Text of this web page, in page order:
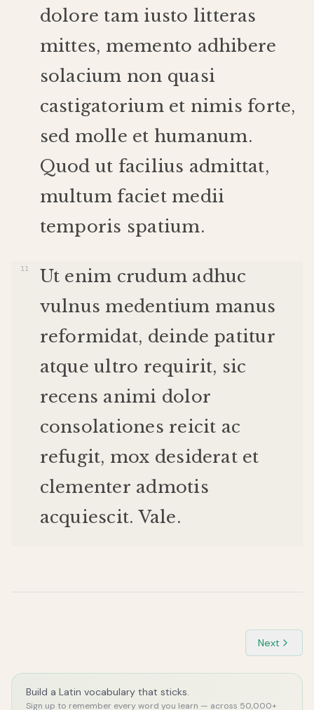
dolore tam iusto litteras
mittes, memento adhibere
solacium non quasi
castigatorium et nimis forte,
sed molle et humanum.
Quod ut facilius admittat,
multum faciet medii
temporis spatium.
Ut enim crudum adhuc
vulnus medentium manus
reformidat, deinde patitur
atque ultro requirit, sic
recens animi dolor
consolationes reicit ac
refugit, mox desiderat et
clementer admotis
acquiescit.Vale.
Next
Build a Latin vocabulary that sticks.
Sign up to remember every word you learn — across 50,000+